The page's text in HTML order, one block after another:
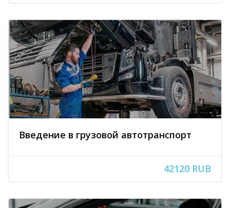
Введение в грузовой автотранспорт
42120 RUB